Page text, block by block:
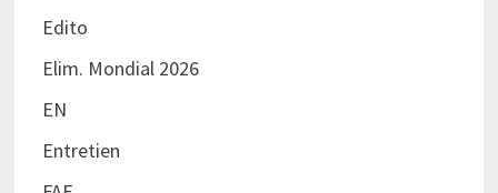
Edito
Elim. Mondial 2026
EN
Entretien